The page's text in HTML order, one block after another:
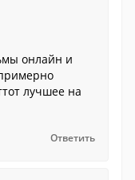
онлайн и
лучшее на
Ответить